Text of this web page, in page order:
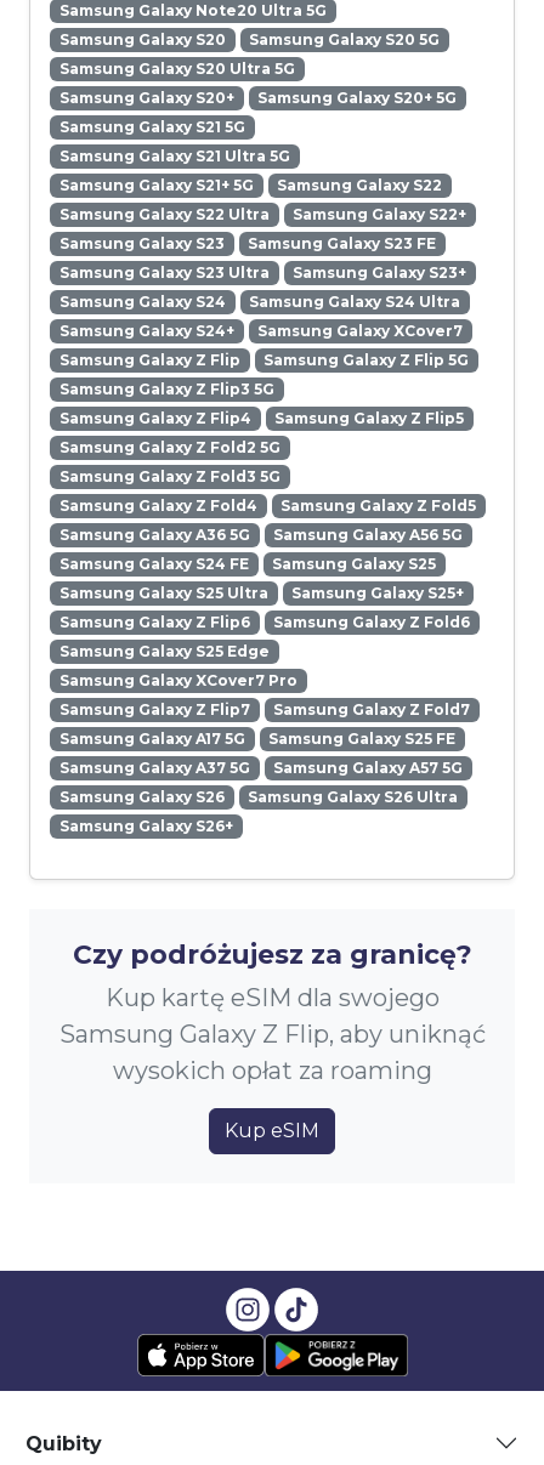
Samsung Galaxy Note20 Ultra 5G
Samsung Galaxy S20
Samsung Galaxy S20 5G
Samsung Galaxy S20 Ultra 5G
Samsung Galaxy S20+
Samsung Galaxy S20+ 5G
Samsung Galaxy S21 5G
Samsung Galaxy S21 Ultra 5G
Samsung Galaxy S21+ 5G
Samsung Galaxy S22
Samsung Galaxy S22 Ultra
Samsung Galaxy S22+
Samsung Galaxy S23
Samsung Galaxy S23 FE
Samsung Galaxy S23 Ultra
Samsung Galaxy S23+
Samsung Galaxy S24
Samsung Galaxy S24 Ultra
Samsung Galaxy S24+
Samsung Galaxy XCover7
Samsung Galaxy Z Flip
Samsung Galaxy Z Flip 5G
Samsung Galaxy Z Flip3 5G
Samsung Galaxy Z Flip4
Samsung Galaxy Z Flip5
Samsung Galaxy Z Fold2 5G
Samsung Galaxy Z Fold3 5G
Samsung Galaxy Z Fold4
Samsung Galaxy Z Fold5
Samsung Galaxy A36 5G
Samsung Galaxy A56 5G
Samsung Galaxy S24 FE
Samsung Galaxy S25
Samsung Galaxy S25 Ultra
Samsung Galaxy S25+
Samsung Galaxy Z Flip6
Samsung Galaxy Z Fold6
Samsung Galaxy S25 Edge
Samsung Galaxy XCover7 Pro
Samsung Galaxy Z Flip7
Samsung Galaxy Z Fold7
Samsung Galaxy A17 5G
Samsung Galaxy S25 FE
Samsung Galaxy A37 5G
Samsung Galaxy A57 5G
Samsung Galaxy S26
Samsung Galaxy S26 Ultra
Samsung Galaxy S26+
Czy podróżujesz za granicę?
Kup kartę eSIM dla swojego
Samsung Galaxy Z Flip, aby uniknąć
wysokich opłat za roaming
Kup eSIM
Quibity